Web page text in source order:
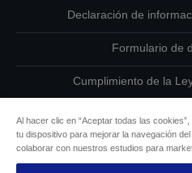
Declaración de
Formulario de
Cumplimiento de la
Información
Al hacer clic en “Aceptar todas las
tu dispositivo para mejorar la navegación
colaborar con nuestros estudios para